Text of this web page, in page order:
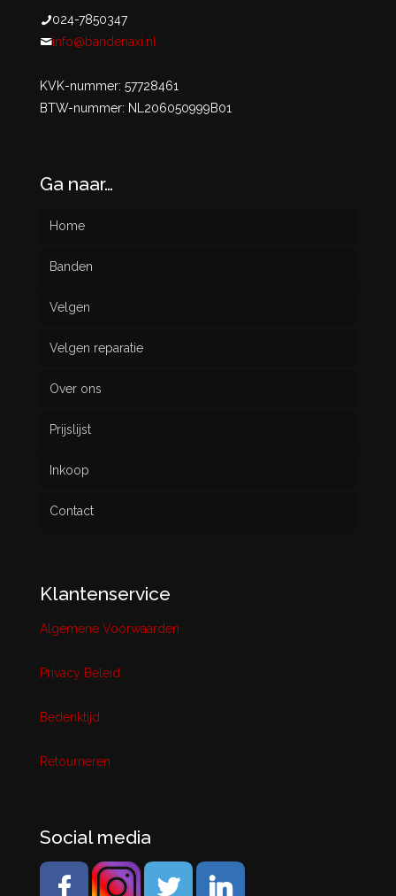
024-7850347
info@bandenaxi.nl
KVK-nummer: 57728461
BTW-nummer: NL206050999B01
Ga naar…
Home
Banden
Nieuw
Gebruikt
Velgen
Velgen reparatie
Over ons
Prijslijst
Inkoop
Contact
Klantenservice
Algemene Voorwaarden
Privacy Beleid
Bedenktijd
Retourneren
Social media